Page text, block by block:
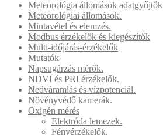
Meteorológia állomások adatgyűjtők
Meteorológiai állomások.
Mintavétel és elemzés.
Modbus érzékelők és kiegészítők
Multi-időjárás-érzékelők
Mutatók
Napsugárzás mérők.
NDVI és PRI érzékelők.
Nedváramlás és vízpotenciál.
Növényvédő kamerák.
Oxigén mérés
Elektróda lemezek.
Fényérzékelők.